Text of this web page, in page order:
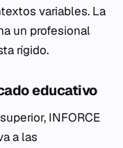
variables. La
un profesional
rígido.
educativo
INFORCE
a las